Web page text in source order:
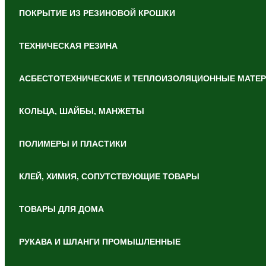
ПОКРЫТИЕ ИЗ РЕЗИНОВОЙ КРОШКИ
ТЕХНИЧЕСКАЯ РЕЗИНА
АСБЕСТОТЕХНИЧЕСКИЕ И ТЕПЛОИЗОЛЯЦИОННЫЕ
КОЛЬЦА, ШАЙБЫ, МАНЖЕТЫ
ПОЛИМЕРЫ И ПЛАСТИКИ
КЛЕЙ, ХИМИЯ, СОПУТСТВУЮЩИЕ ТОВАРЫ
ТОВАРЫ ДЛЯ ДОМА
РУКАВА И ШЛАНГИ ПРОМЫШЛЕННЫЕ